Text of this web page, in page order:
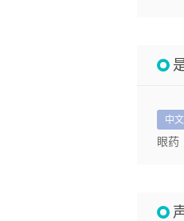
中
眼药